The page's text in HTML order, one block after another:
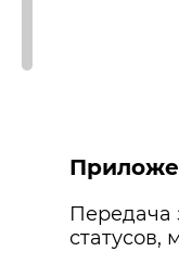
Передача
статусов,